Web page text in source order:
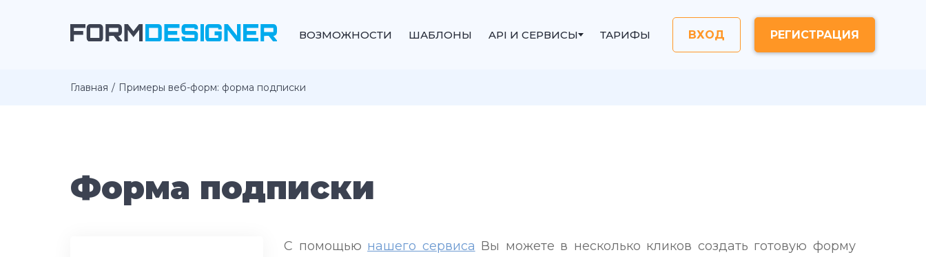
ВОЗМОЖНОСТИ ШАБЛОНЫ API И СЕРВИСЫ ТАРИФЫ ВХОД РЕГИСТРАЦИЯ
Главная Примеры веб-форм: форма подписки
Форма подписки
С помощью нашего сервиса Вы можете в несколько кликов создать готовую форму